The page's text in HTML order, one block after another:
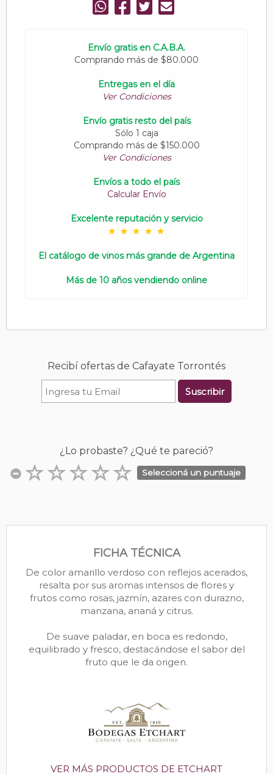
Envío gratis en C.A.B.A.
Comprando más de $80.000
Entregas en el día
Ver Condiciones
Envío gratis resto del país
Sólo 1 caja
Comprando más de $150.000
Ver Condiciones
Envíos a todo el país
Calcular Envío
Excelente reputación y servicio
El catálogo de vinos más grande de Argentina
Más de 10 años vendiendo online
Recibí ofertas de Cafayate Torrontés
Suscribir
¿Lo probaste? ¿Qué te pareció?
Seleccioná un puntuaje
FICHA TÉCNICA
De color amarillo verdoso con reflejos acerados,
resalta por sus aromas intensos de flores y
frutos como rosas, jazmín, azares con durazno,
manzana, ananá y citrus.
De suave paladar, en boca es redondo,
equilibrado y fresco, destacándose el sabor del
fruto que le da origen.
VER MÁS PRODUCTOS DE ETCHART